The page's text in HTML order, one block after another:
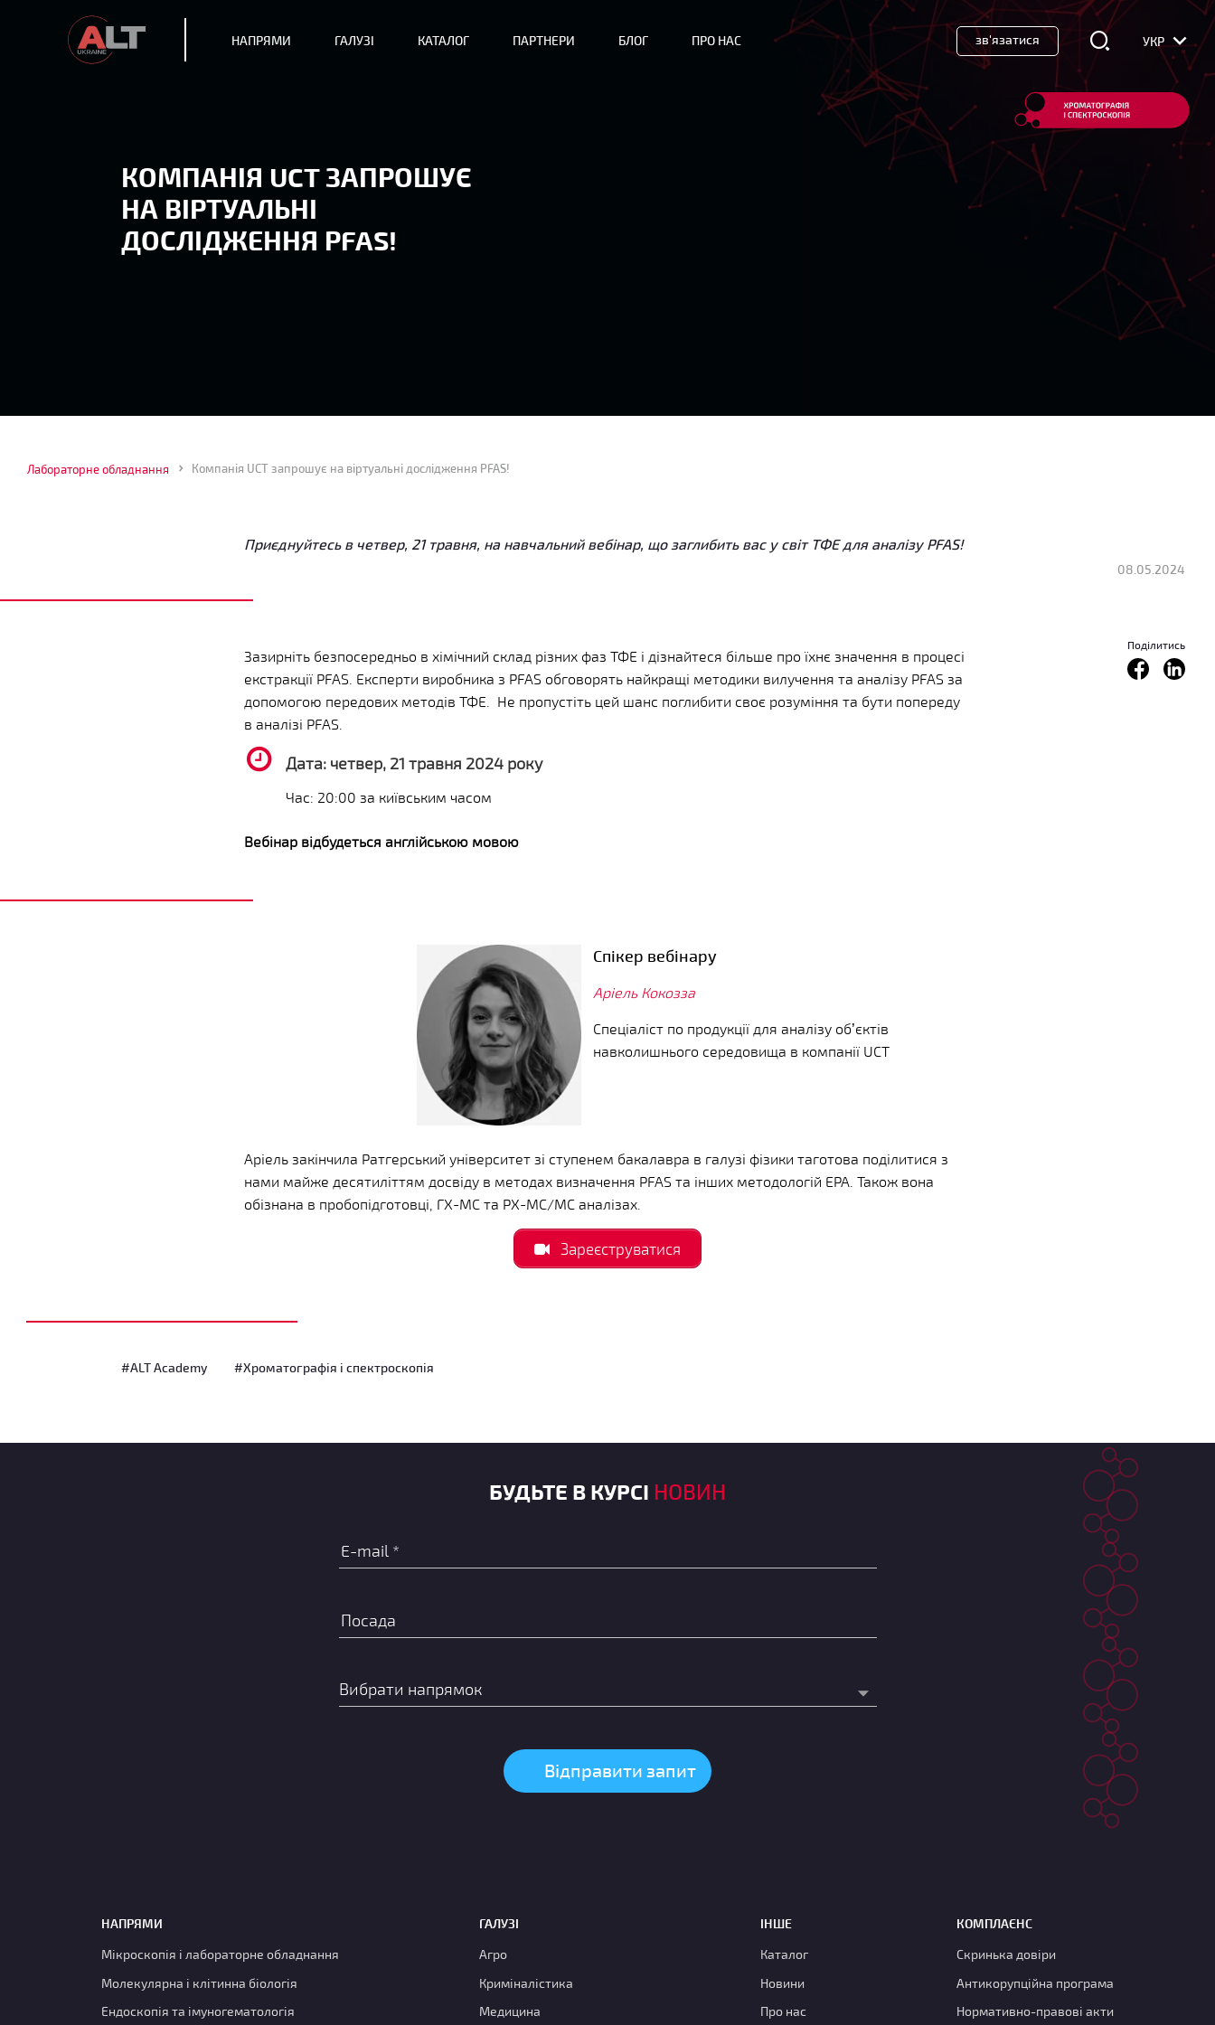
КОМПАНІЯ UCT ЗАПРОШУЄ
НА ВІРТУАЛЬНІ
ДОСЛІДЖЕННЯ PFAS!
НАПРЯМИ ГАЛУЗІ КАТАЛОГ ПАРТНЕРИ БЛОГ ПРО НАС зв'язатися УКР
Лабораторне обладнання Компанія UCT запрошує на віртуальні дослідження PFAS!
08.05.2024
Поділитись
Приєднуйтесь в четвер, 21 травня, на навчальний вебінар, що заглибить вас у світ ТФЕ для аналізу PFAS!
Зазирніть безпосередньо в хімічний склад різних фаз ТФЕ і дізнайтеся більше про їхнє значення в процесі
екстракції PFAS. Експерти виробника з PFAS обговорять найкращі методики вилучення та аналізу PFAS за
допомогою передових методів ТФЕ.
Не пропустіть цей шанс поглибити своє розуміння та бути попереду
в аналізі PFAS.
Дата: четвер, 21 травня 2024 року
Час: 20:00 за київським часом
Вебінар відбудеться англійською мовою
Спікер вебінару
Аріель Кокозза
Спеціаліст по продукції для аналізу об’єктів
навколишнього середовища в компанії UCT
Аріель закінчила Ратгерський університет зі ступенем бакалавра в галузі фізики таготова поділитися з
нами майже десятиліттям досвіду в методах визначення PFAS та інших методологій EPA. Також вона
обізнана в пробопідготовці, ГХ-МС та РХ-МС/МС аналізах.
Зареєструватися
#ALT Academy #Хроматографія і спектроскопія
БУДЬТЕ В КУРСІ НОВИН
НАПРЯМИ
Мікроскопія і лабораторне обладнання
Молекулярна і клітинна біологія
Ендоскопія та імуногематологія
ГАЛУЗІ
Агро
Криміналістика
Медицина
ІНШЕ
Каталог
Новини
Про нас
КОМПЛАЄНС
Скринька довіри
Антикорупційна програма
Нормативно-правові акти